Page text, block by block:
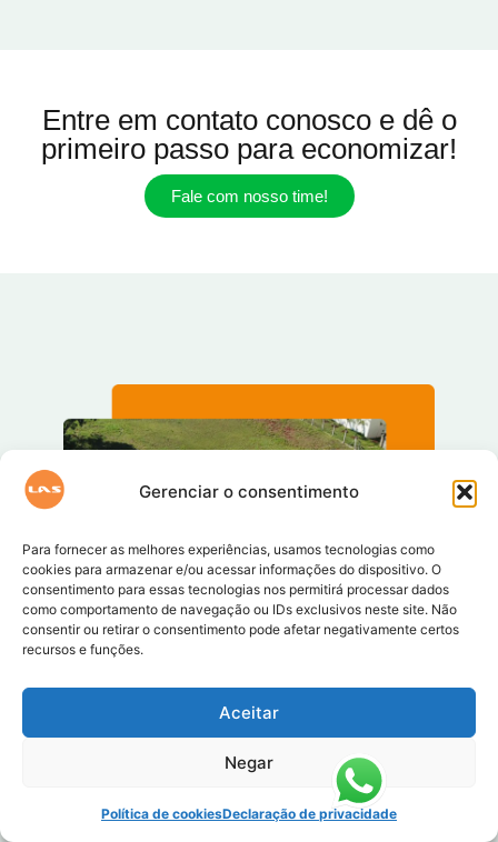
Gerenciar o consentimento
Para fornecer as melhores experiências, usamos tecnologias como
cookies para armazenar e/ou acessar informações do dispositivo. O
consentimento para essas tecnologias nos permitirá processar dados
como comportamento de navegação ou IDs exclusivos neste site. Não
consentir ou retirar o consentimento pode afetar negativamente certos
recursos e funções.
Aceitar
Negar
Política de cookiesDeclaração de privacidade
Entre em contato conosco e dê o
primeiro passo para economizar!
Fale com nosso time!